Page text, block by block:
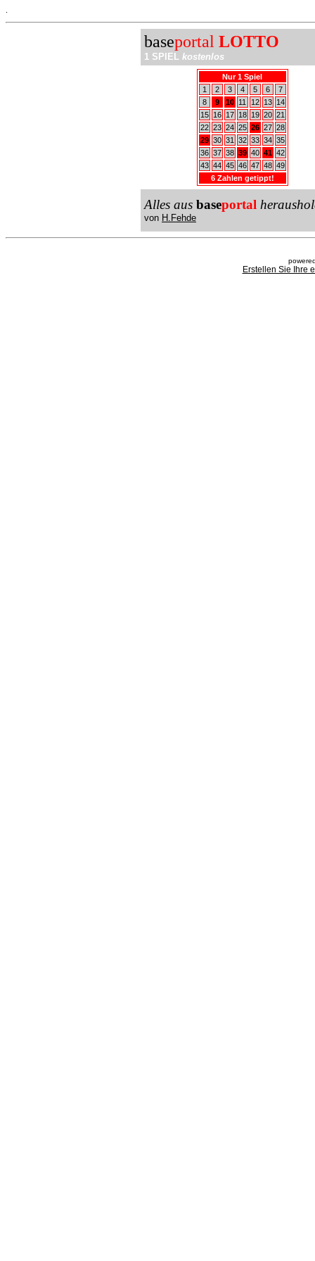
baseportal LOTTO
1 SPIEL kostenlos
Nur 1 Spiel
1
2 3 4 5 6
7
8
9 10 11 12 13
14
15
16 17 18 19 20 21
22 23 24 25 26 27 28
29 30 31 32 33 34 35
36 37 38 39 40 41 42
43 44 45 46 47 48 49
6 Zahlen getippt!
Alles aus baseportal
von H.Fehde
Erstellen Sie Ihre